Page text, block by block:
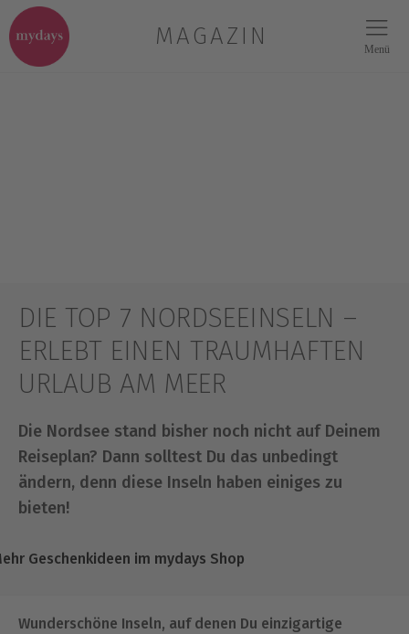
MAGAZIN Menü
DIE TOP 7 NORDSEEINSELN –
ERLEBT EINEN TRAUMHAFTEN
URLAUB AM MEER
Die Nordsee stand bisher noch nicht auf Deinem
Reiseplan? Dann solltest Du das unbedingt
ändern, denn diese Inseln haben einiges zu
bieten!
Geschenkideen im mydays Shop
Wunderschöne Inseln, auf denen Du einzigartige